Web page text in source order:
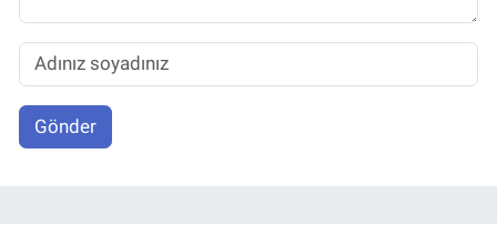
Gönder